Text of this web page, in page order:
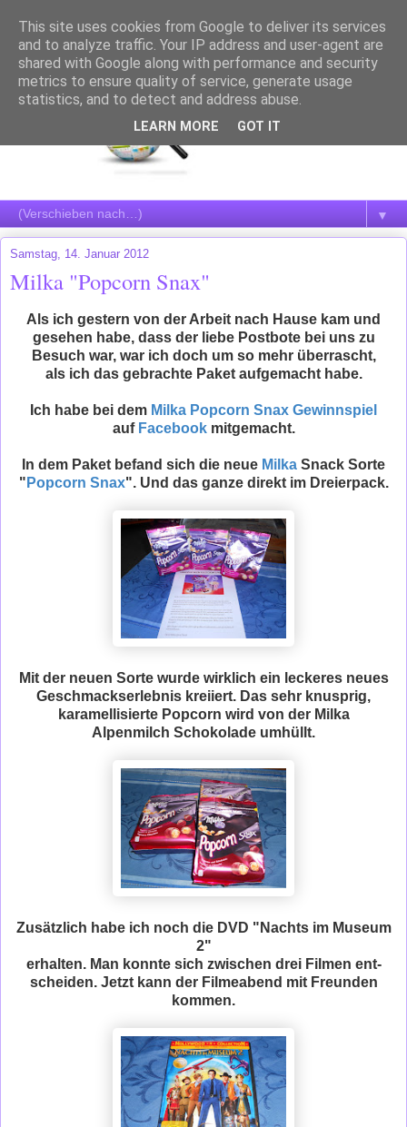
▼
Samstag, 14. Januar 2012
Milka "Popcorn Snax"
Als ich gestern von der Arbeit nach Hause kam und
gesehen habe, dass der liebe Postbote bei uns zu
Besuch war, war ich doch um so mehr überrascht,
als ich das gebrachte Paket aufgemacht habe.
Ich habe bei dem Milka Popcorn Snax Gewinnspiel
auf Facebookmitgemacht.
In dem Paket befand sich die neue Milka Snack Sorte
" Popcorn Snax". Und das ganze direkt im Dreierpack.
Mit der neuen Sorte wurde wirklich ein leckeres neues
Geschmackserlebnis kreiiert. Das sehr knusprig,
karamellisierte Popcorn wird von der Milka
Alpenmilch Schokolade umhüllt.
Zusätzlich habe ich noch die DVD "Nachts im Museum
2"
erhalten. Man konnte sich zwischen drei Filmen ent-
scheiden. Jetzt kann der Filmeabend mit Freunden
kommen.
This site uses cookies from Google to deliver its services
and to analyze traffic. Your IP address and user-agent are
shared with Google along with performance and security
metrics to ensure quality of service, generate usage
statistics, and to detect and address abuse.
LEARN MORE GOT IT